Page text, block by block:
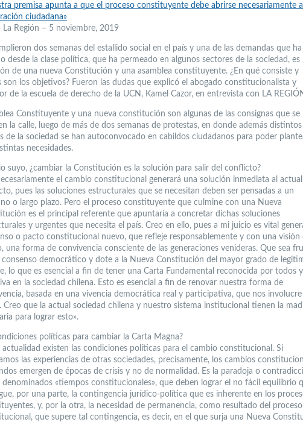
premisa apunta a que el proceso constituyente debe abrirse necesariamente a
ciudadana»
La Región – 5 noviembre, 2019
dos semanas del estallido social en el país y una de las demandas que ha
desde la clase política, que ha permeado en algunos sectores de la sociedad, es
de una nueva Constitución y una asamblea constituyente. ¿En qué consiste y
son los objetivos? Fueron las dudas que explicó el abogado constitucionalista y
de la escuela de derecho de la UCN, Kamel Cazor, en entrevista con LA
Constituyente y una nueva constitución son algunas de las consignas que se
la calle, luego de más de dos semanas de protestas, en donde además distintos
de la sociedad se han autoconvocado en cabildos ciudadanos para poder
necesidades.
suyo, ¿cambiar la Constitución es la solución para salir del conflicto?
el cambio constitucional generará una solución inmediata al actual
pues las soluciones estructurales que se necesitan deben ser pensadas a un
o largo plazo. Pero el proceso constituyente que culmine con una Nueva
es el principal referente que apuntaría a concretar dichas soluciones
y urgentes que necesita el país. Creo en ello, pues a mi juicio es vital
o pacto constitucional nuevo, que refleje responsablemente y con una visión
una forma de convivencia consciente de las generaciones venideras. Que sea
consenso democrático y dote a la Nueva Constitución del mayor grado de
lo que es esencial a fin de tener una Carta Fundamental reconocida por todos
en la sociedad chilena. Esto es esencial a fin de renovar nuestra forma de
basada en una vivencia democrática real y participativa, que nos involucre
Creo que la actual sociedad chilena y nuestro sistema institucional tienen la
para lograr esto».
políticas para cambiar la Carta Magna?
actualidad existen las condiciones políticas para el cambio constitucional. Si
las experiencias de otras sociedades, precisamente, los cambios
emergen de épocas de crisis y no de normalidad. Es la paradoja o
denominados «tiempos constitucionales», que deben lograr el no fácil equilibrio
por una parte, la contingencia jurídico-política que es inherente en los
y, por la otra, la necesidad de permanencia, como resultado del proceso
que supere tal contingencia, es decir, en el que surja una Nueva